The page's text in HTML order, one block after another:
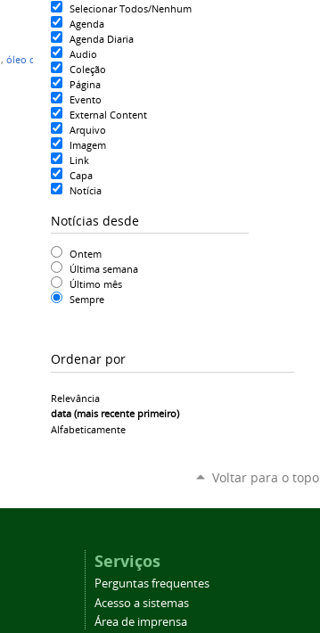
Selecionar Todos/Nenhum
Agenda
Agenda Diaria
Audio
Coleção
Página
Evento
External Content
Arquivo
Imagem
Link
Capa
Notícia
Notícias desde
Ontem
Última semana
Último mês
Sempre
Ordenar por
Relevância
data (mais recente primeiro)
Alfabeticamente
, óleo de
Voltar para o topo
Serviços
Perguntas frequentes
Acesso a sistemas
Área de imprensa